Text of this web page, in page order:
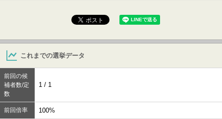
これまでの選挙データ
前回の候
補者数/定
数
1 / 1
前回倍率 100%